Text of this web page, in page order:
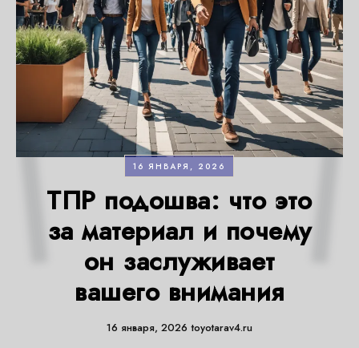
16 ЯНВАРЯ, 2026
ТПР подошва: что это
за материал и почему
он заслуживает
вашего внимания
16 января, 2026 toyotarav4.ru